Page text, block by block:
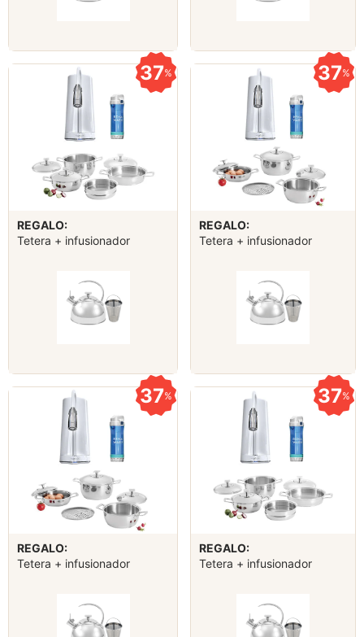
37%
REGALO:
Tetera + infusionador
37%
REGALO:
Tetera + infusionador
37%
REGALO:
Tetera + infusionador
37%
REGALO:
Tetera + infusionador